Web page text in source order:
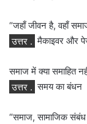
“जहाँ जीवन है, वहाँ
उत्तर . मैकाइवर और
समाज में क्या समाहित
उत्तर . समय का बंधन
“समाज, सामाजिक संबंध